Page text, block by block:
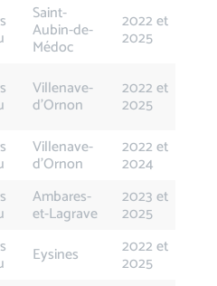
Saint-
Aubin-de-
Médoc
2022 et
2025
Villenave-
d’Ornon
2022 et
2025
Villenave-
d’Ornon
2022 et
2024
Ambares-
et-Lagrave
2023 et
2025
Eysines 2022 et
2025